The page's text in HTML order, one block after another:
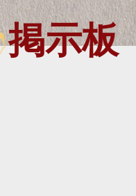
掲示板